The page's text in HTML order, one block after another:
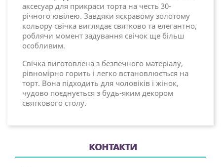
аксесуар для прикраси торта на честь 30-
річного ювілею. Завдяки яскравому золотому
кольору свічка виглядає святково та елегантно,
роблячи момент задування свічок ще більш
особливим.
Свічка виготовлена з безпечного матеріалу,
рівномірно горить і легко встановлюється на
торт. Вона підходить для чоловіків і жінок,
чудово поєднується з будь-яким декором
святкового столу.
КОНТАКТИ